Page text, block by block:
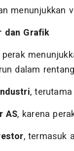
dan Grafik
dalam
,
AS, karena
, termasuk